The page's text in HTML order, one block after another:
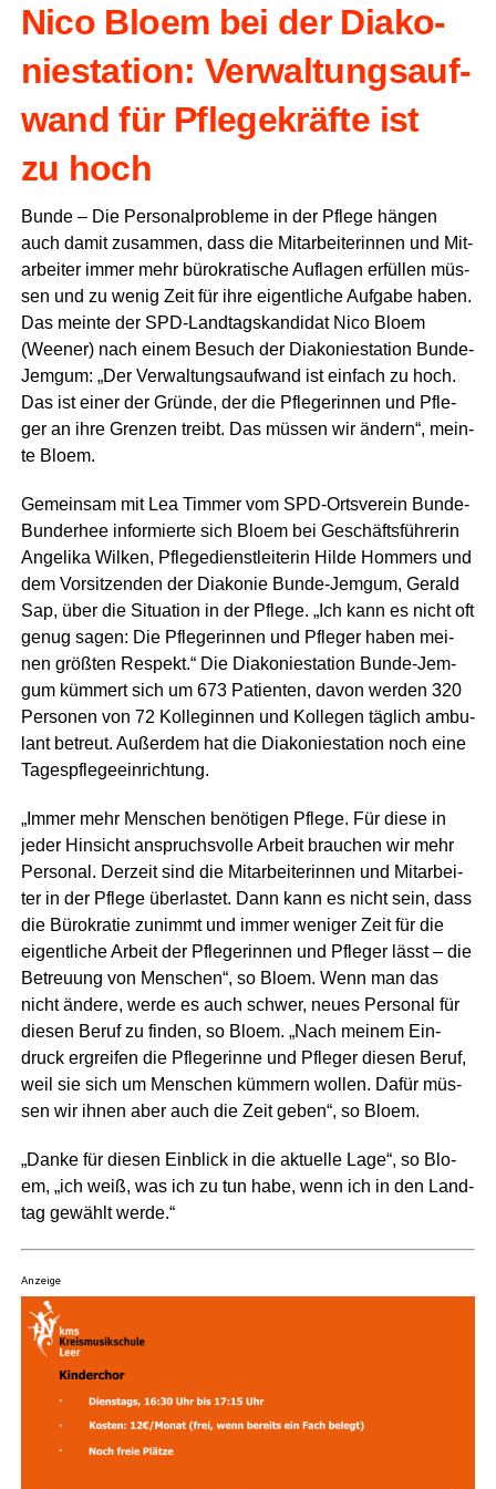
Nico Blo­em bei der Dia­ko­
nie­sta­ti­on: Ver­wal­tungs­auf­
wand für Pfle­ge­kräf­te ist
zu hoch
Bun­de – Die Per­so­nal­pro­ble­me in der Pfle­ge hän­gen
auch damit zusam­men, dass die Mit­ar­bei­te­rin­nen und Mit­
ar­bei­ter immer mehr büro­kra­ti­sche Auf­la­gen erfül­len müs­
sen und zu wenig Zeit für ihre eigent­li­che Auf­ga­be haben.
Das mein­te der SPD-Land­tags­kan­di­dat Nico Blo­em
(Wee­ner) nach einem Besuch der Dia­ko­nie­sta­ti­on Bun­de-
Jem­gum: „Der Ver­wal­tungs­auf­wand ist ein­fach zu hoch.
Das ist einer der Grün­de, der die Pfle­ge­rin­nen und Pfle­
ger an ihre Gren­zen treibt. Das müs­sen wir ändern“, mein­
te Bloem.
Gemein­sam mit Lea Tim­mer vom SPD-Orts­ver­ein Bun­de-
Bund­er­hee infor­mier­te sich Blo­em bei Geschäfts­füh­re­rin
Ange­li­ka Wil­ken, Pfle­ge­dienst­lei­te­rin Hil­de Hom­mers und
dem Vor­sit­zen­den der Dia­ko­nie Bun­de-Jem­gum, Gerald
Sap, über die Situa­ti­on in der Pfle­ge. „Ich kann es nicht oft
genug sagen: Die Pfle­ge­rin­nen und Pfle­ger haben mei­
nen größ­ten Respekt.“ Die Dia­ko­nie­sta­ti­on Bun­de-Jem­
gum küm­mert sich um 673 Pati­en­ten, davon wer­den 320
Per­so­nen von 72 Kol­le­gin­nen und Kol­le­gen täg­lich ambu­
lant betreut. Außer­dem hat die Dia­ko­nie­sta­ti­on noch eine
Tagespflegeeinrichtung.
„Immer mehr Men­schen benö­ti­gen Pfle­ge. Für die­se in
jeder Hin­sicht anspruchs­vol­le Arbeit brau­chen wir mehr
Per­so­nal. Der­zeit sind die Mit­ar­bei­te­rin­nen und Mit­ar­bei­
ter in der Pfle­ge über­las­tet. Dann kann es nicht sein, dass
die Büro­kra­tie zunimmt und immer weni­ger Zeit für die
eigent­li­che Arbeit der Pfle­ge­rin­nen und Pfle­ger lässt – die
Betreu­ung von Men­schen“, so Blo­em. Wenn man das
nicht ände­re, wer­de es auch schwer, neu­es Per­so­nal für
die­sen Beruf zu fin­den, so Blo­em. „Nach mei­nem Ein­
druck ergrei­fen die Pfle­ge­rin­ne und Pfle­ger die­sen Beruf,
weil sie sich um Men­schen küm­mern wol­len. Dafür müs­
sen wir ihnen aber auch die Zeit geben“, so Bloem.
„Dan­ke für die­sen Ein­blick in die aktu­el­le Lage“, so Blo­
em, „ich weiß, was ich zu tun habe, wenn ich in den Land­
tag gewählt werde.“
Anzeige